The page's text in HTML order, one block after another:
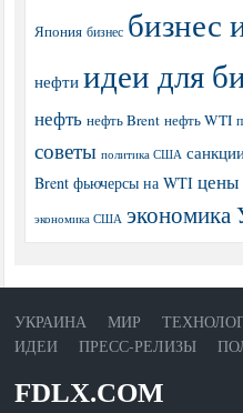
Япония бизнес бизнес
нефти идеи для
нефть нефть Brent нефть WTI
советы политика США
Brent фьючерсы на WTI цены
экономика США экономика
УКРАИНА МИР
ИДЕИ
ПРЕСС-РЕЛИЗЫ
FDLX.COM